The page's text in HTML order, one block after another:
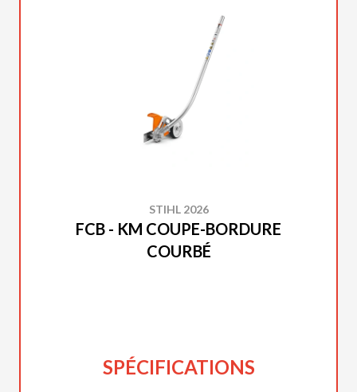
STIHL 2026
FCB - KM COUPE-BORDURE
COURBÉ
SPÉCIFICATIONS